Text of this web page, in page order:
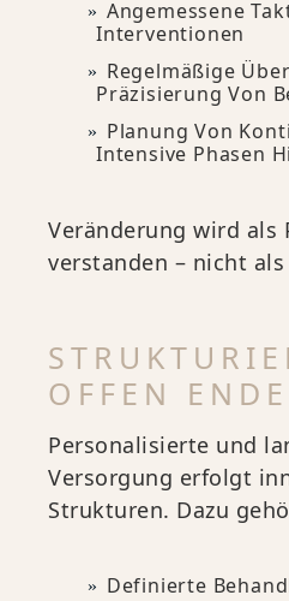
Angemessene
Interventionen
Regelmäßige
Präzisierung Von
Planung Von
Intensive Phasen
Veränderung wird als
verstanden – nicht
OFFEN ENDE
Personalisierte und
Versorgung erfolgt
Strukturen. Dazu
Definierte